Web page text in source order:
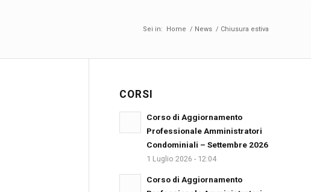
Sei in: Home / News / Chiusura estiva
CORSI
Corso di Aggiornamento
Professionale Amministratori
Condominiali – Settembre 2026
1 Luglio 2026 - 12:04
Corso di Aggiornamento